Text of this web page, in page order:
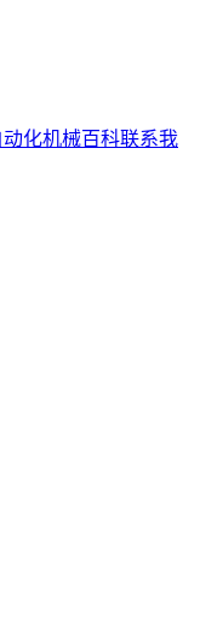
化机械百科联系我